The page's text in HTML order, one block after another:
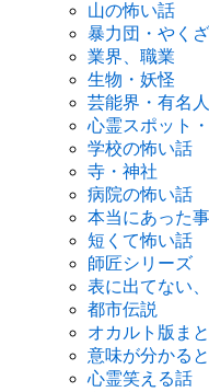
山の怖い話
暴力団・やくざ
業界、職業
生物・妖怪
芸能界・有名
心霊スポット
学校の怖い話
寺・神社
病院の怖い話
本当にあった
短くて怖い話
師匠シリーズ
表に出てない
都市伝説
オカルト版ま
意味が分かる
心霊笑える話